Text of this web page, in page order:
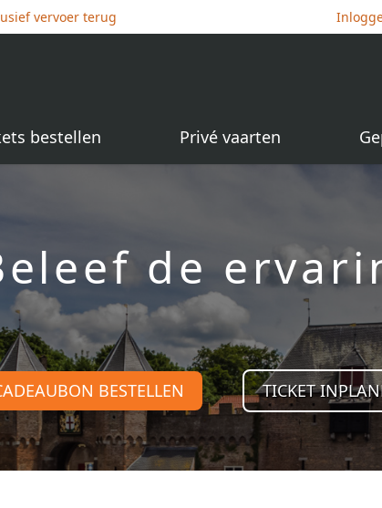
vervoer terug
bestellen Privé vaarten
de
BESTELLEN TICKET